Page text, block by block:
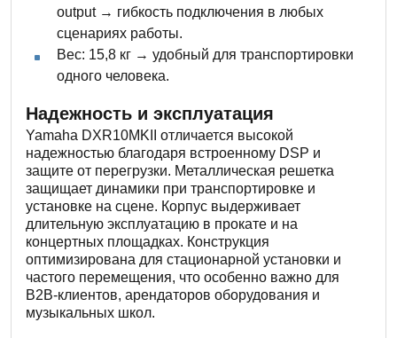
output → гибкость подключения в любых
сценариях работы.
Вес: 15,8 кг → удобный для транспортировки
одного человека.
Надежность и эксплуатация
Yamaha DXR10MKII отличается высокой
надежностью благодаря встроенному DSP и
защите от перегрузки. Металлическая решетка
защищает динамики при транспортировке и
установке на сцене. Корпус выдерживает
длительную эксплуатацию в прокате и на
концертных площадках. Конструкция
оптимизирована для стационарной установки и
частого перемещения, что особенно важно для
B2B-клиентов, арендаторов оборудования и
музыкальных школ.